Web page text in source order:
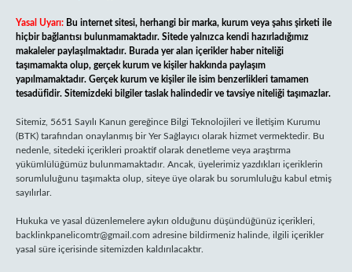
Yasal Uyarı: Bu internet sitesi, herhangi bir marka, kurum veya şahıs şirketi ile
hiçbir bağlantısı bulunmamaktadır. Sitede yalnızca kendi hazırladığımız
makaleler paylaşılmaktadır. Burada yer alan içerikler haber niteliği
taşımamakta olup, gerçek kurum ve kişiler hakkında paylaşım
yapılmamaktadır. Gerçek kurum ve kişiler ile isim benzerlikleri tamamen
tesadüfidir. Sitemizdeki bilgiler taslak halindedir ve tavsiye niteliği taşımazlar.
Sitemiz, 5651 Sayılı Kanun gereğince Bilgi Teknolojileri ve İletişim Kurumu
(BTK) tarafından onaylanmış bir Yer Sağlayıcı olarak hizmet vermektedir. Bu
nedenle, sitedeki içerikleri proaktif olarak denetleme veya araştırma
yükümlülüğümüz bulunmamaktadır. Ancak, üyelerimiz yazdıkları içeriklerin
sorumluluğunu taşımakta olup, siteye üye olarak bu sorumluluğu kabul etmiş
sayılırlar.
Hukuka ve yasal düzenlemelere aykırı olduğunu düşündüğünüz içerikleri,
backlinkpanelicomtr@gmail.com adresine bildirmeniz halinde, ilgili içerikler
yasal süre içerisinde sitemizden kaldırılacaktır.